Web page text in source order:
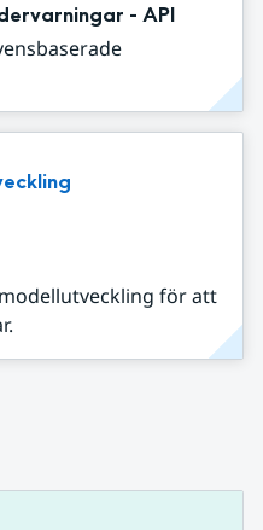
- API
för att